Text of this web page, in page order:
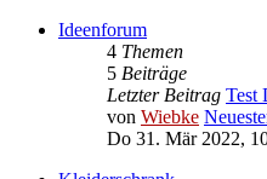
Ideenforum
4 Themen
5 Beiträge
Letzter Beitrag Test
von Wiebke
Do 31. Mär 2022,